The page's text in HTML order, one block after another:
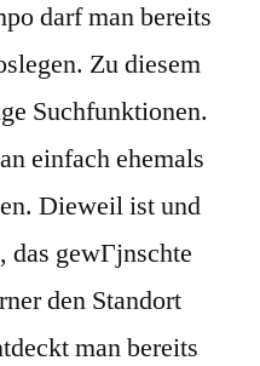
darf man bereits
Zu diesem
Suchfunktionen.
einfach ehemals
Dieweil ist und
gewГјnschte
den Standort
man bereits